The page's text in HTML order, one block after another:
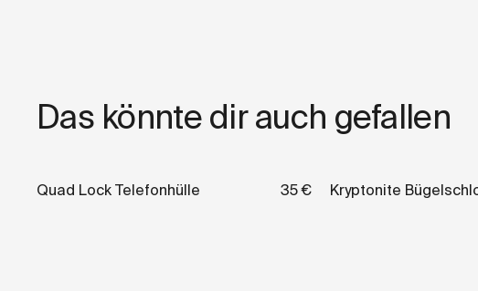
Das könnte dir auch gefallen
Quad Lock Telefonhülle 35 € Kryptonite